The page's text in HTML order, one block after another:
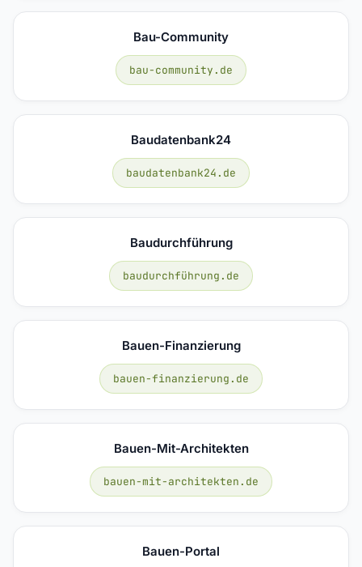
Bau-Community
bau-community.de
Baudatenbank24
baudatenbank24.de
Baudurchführung
baudurchführung.de
Bauen-Finanzierung
bauen-finanzierung.de
Bauen-Mit-Architekten
bauen-mit-architekten.de
Bauen-Portal